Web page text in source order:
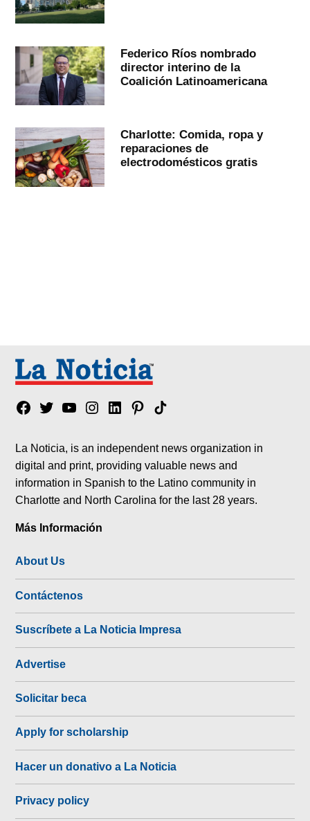
Federico Ríos nombrado
director interino de la
Coalición Latinoamericana
Charlotte: Comida, ropa y
reparaciones de
electrodomésticos gratis
Facebook
TwitterYouTubeInstagram
LinkedinPinterest
Tik
La Noticia, is an independent news organization in
digital and print, providing valuable news and
information in Spanish to the Latino community in
Charlotte and North Carolina for the last 28 years.
Más Información
About Us
Contáctenos
Suscríbete a La Noticia Impresa
Advertise
Solicitar beca
Apply for scholarship
Hacer un donativo a La Noticia
Privacy policy